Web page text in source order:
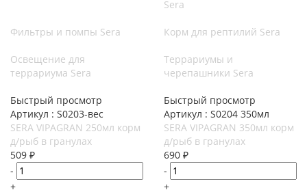
Sera
Фильтры и помпы Sera Корм для рептилий Sera
Освещение для
террариума Sera
Террариумы и
черепашники Sera
Быстрый просмотр
Артикул : S0203-вес
SERA VIPAGRAN 250мл корм
д/рыб в гранулах
509 ₽
-
+
Быстрый просмотр
Артикул : S0204 350мл
SERA VIPAGRAN 350мл корм
д/рыб в гранулах
690 ₽
-
+